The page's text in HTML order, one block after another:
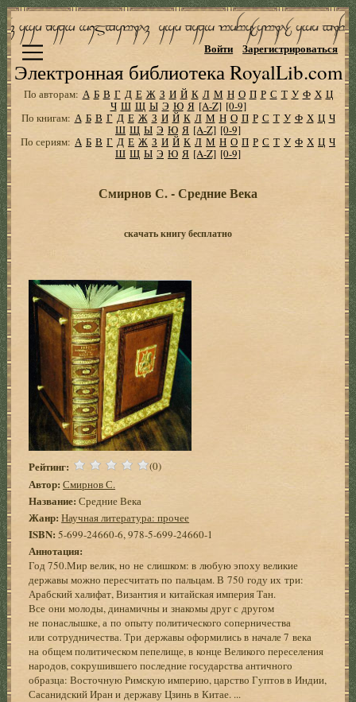
Электронная библиотека RoyalLib.com
Войти Зарегистрироваться
По авторам: А Б В Г Д Е Ж З И Й К Л М Н О П Р С Т У Ф Х Ц
Ч Ш Щ Ы Э Ю Я [A-Z] [0-9]
По книгам: А Б В Г Д Е Ж З И Й К Л М Н О П Р С Т У Ф Х Ц Ч
Ш Щ Ы Э Ю Я [A-Z] [0-9]
По сериям: А Б В Г Д Е Ж З И Й К Л М Н О П Р С Т У Ф Х Ц Ч
Ш Щ Ы Э Ю Я [A-Z] [0-9]
Смирнов С. - Средние Века
скачать книгу бесплатно
Рейтинг: (0)
Автор: Смирнов С.
Название: Средние Века
Жанр: Научная литература: прочее
ISBN: 5-699-24660-6, 978-5-699-24660-1
Аннотация:
Год 750.Мир велик, но не слишком: в любую эпоху великие
державы можно пересчитать по пальцам. В 750 году их три:
Арабский халифат, Византия и китайская империя Тан.
Все они молоды, динамичны и знакомы друг с другом
не понаслышке, а по опыту политического соперничества
или сотрудничества. Три державы оформились в начале 7 века
на общем политическом пепелище, в конце Великого переселения
народов, сокрушившего последние государства античного
образца: Восточную Римскую империю, царство Гуптов в Индии,
Сасанидский Иран и державу Цзинь в Китае. ...